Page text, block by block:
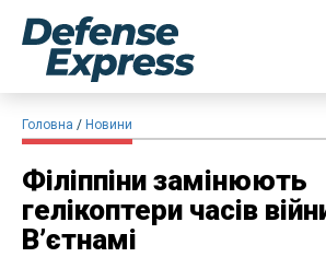
Головна Новини
Філіппіни замінюють
гелікоптери часів
В’єтнамі